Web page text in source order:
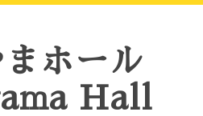
まホール
Hall